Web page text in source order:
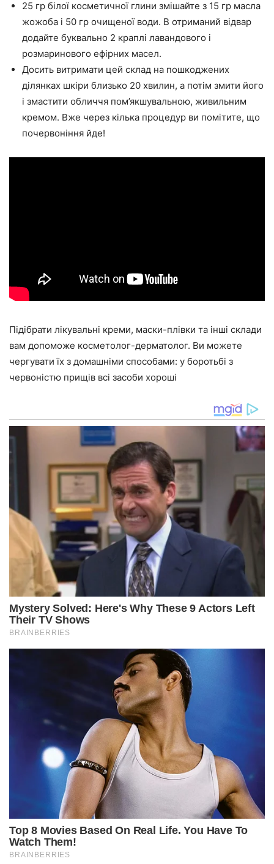
25 гр білої косметичної глини змішайте з 15 гр масла
жожоба і 50 гр очищеної води. В отриманий відвар
додайте буквально 2 краплі лавандового і
розмаринового ефірних масел.
Досить витримати цей склад на пошкоджених
ділянках шкіри близько 20 хвилин, а потім змити його
і змастити обличчя пом’якшувальною, живильним
кремом. Вже через кілька процедур ви помітите, що
почервоніння йде!
Підібрати лікувальні креми, маски-плівки та інші склади
вам допоможе косметолог-дерматолог. Ви можете
чергувати їх з домашніми способами: у боротьбі з
червоністю прищів всі засоби хороші